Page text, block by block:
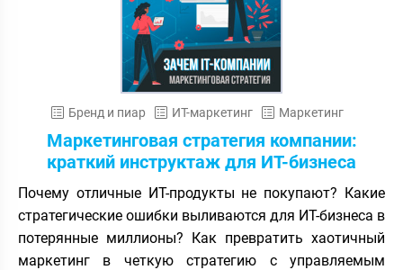
Бренд и пиар ИТ-маркетинг Маркетинг
Маркетинговая стратегия компании:
краткий инструктаж для ИТ-бизнеса
Почему отличные ИТ-продукты не покупают? Какие
стратегические ошибки выливаются для ИТ-бизнеса в
потерянные миллионы? Как превратить хаотичный
маркетинг в четкую стратегию с управляемым